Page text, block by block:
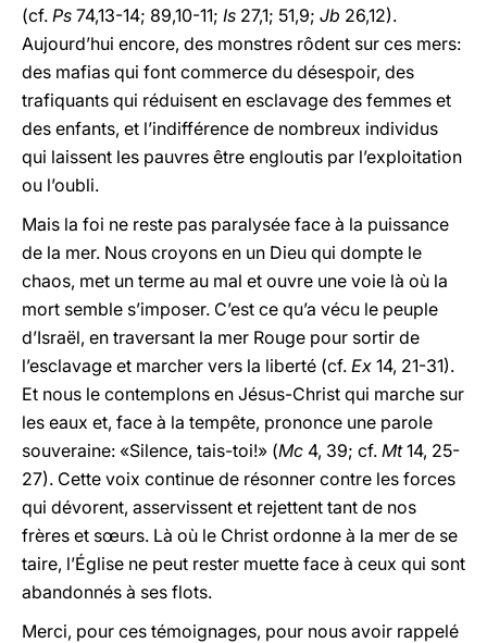
(cf. Ps 74,13-14; 89,10-11; Is 27,1; 51,9; Jb 26,12).
Aujourd’hui encore, des monstres rôdent sur ces mers:
des mafias qui font commerce du désespoir, des
trafiquants qui réduisent en esclavage des femmes et
des enfants, et l’indifférence de nombreux individus
qui laissent les pauvres être engloutis par l’exploitation
ou l’oubli.
Mais la foi ne reste pas paralysée face à la puissance
de la mer. Nous croyons en un Dieu qui dompte le
chaos, met un terme au mal et ouvre une voie là où la
mort semble s’imposer. C’est ce qu’a vécu le peuple
d’Israël, en traversant la mer Rouge pour sortir de
l’esclavage et marcher vers la liberté (cf. Ex 14, 21-31).
Et nous le contemplons en Jésus-Christ qui marche sur
les eaux et, face à la tempête, prononce une parole
souveraine: «Silence, tais-toi!» (Mc 4, 39; cf. Mt14, 25-
27). Cette voix continue de résonner contre les forces
qui dévorent, asservissent et rejettent tant de nos
frères et sœurs. Là où le Christ ordonne à la mer de se
taire, l’Église ne peut rester muette face à ceux qui sont
abandonnés à ses flots.
Merci, pour ces témoignages, pour nous avoir rappelé